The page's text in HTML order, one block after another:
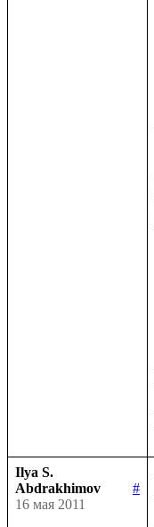
Ilya S.
Abdrakhimov
#
16 мая 2011